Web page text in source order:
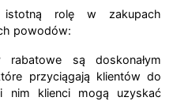
rolę w zakupach
powodów:
rabatowe są doskonałym
przyciągają klientów do
nim klienci mogą uzyskać